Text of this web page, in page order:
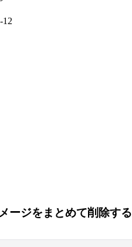
12
ージをまとめて削除する